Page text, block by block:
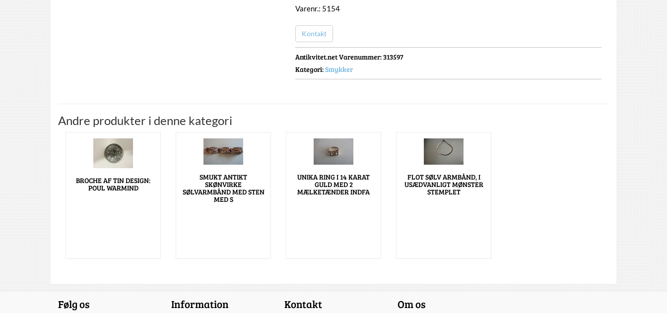
Varenr.: 5154
Kontakt
Antikvitet.net Varenummer: 313597
Kategori:Smykker
Andre produkter i denne kategori
BROCHE AF TIN DESIGN:
POUL WARMIND
SMUKT ANTIKT
SKØNVIRKE
SØLVARMBÅND MED STEN
MED S
UNIKA RING I 14 KARAT
GULD MED 2
MÆLKETÆNDER INDFA
FLOT SØLV ARMBÅND, I
USÆDVANLIGT MØNSTER
STEMPLET
Følg os Information Kontakt Om os